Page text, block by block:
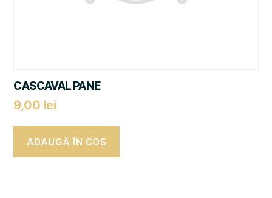
CASCAVAL PANE
9,00 lei
ADAUGĂ ÎN COȘ